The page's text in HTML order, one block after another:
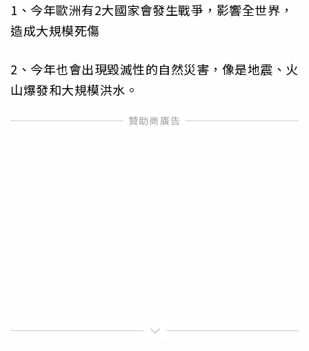
1、今年歐洲有2大國家會發生戰爭，影響全世界，
造成大規模死傷
2、今年也會出現毀滅性的自然災害，像是地震、火
山爆發和大規模洪水。